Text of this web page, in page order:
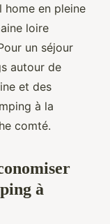
home en pleine
loire
un séjour
autour de
et des
à la
comté.
à